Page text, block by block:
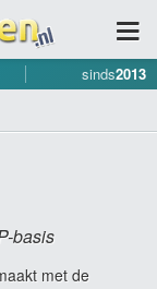
sinds2013
basis
met de